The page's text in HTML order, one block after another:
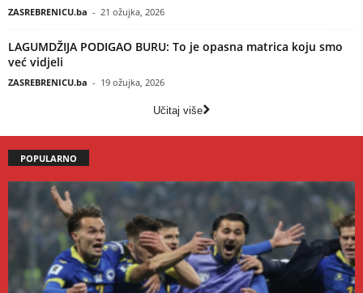
ZASREBRENICU.ba - 21 ožujka, 2026
LAGUMDŽIJA PODIGAO BURU: To je opasna matrica koju smo
već vidjeli
ZASREBRENICU.ba - 19 ožujka, 2026
Učitaj više
POPULARNO